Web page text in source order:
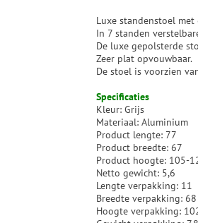
Luxe standenstoel
In 7 standen
De luxe gepolsterde
Zeer plat opvouwbaar.
De stoel is voorzien
Specificaties
Kleur: Grijs
Materiaal: Aluminium
Product lengte: 77
Product breedte: 67
Product hoogte: 105-
Netto gewicht: 5,6
Lengte verpakking: 11
Breedte verpakking: 68
Hoogte verpakking: